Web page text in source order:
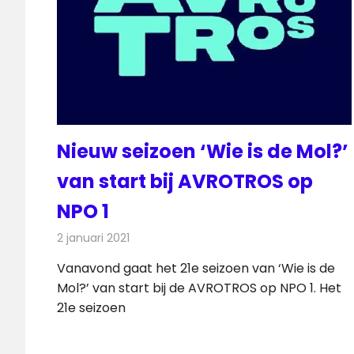
Nieuw seizoen ‘Wie is de Mol?’
van start bij AVROTROS op
NPO 1
2 januari 2021
Vanavond gaat het 21e seizoen van ‘Wie is de
Mol?’ van start bij de AVROTROS op NPO 1. Het
21e seizoen